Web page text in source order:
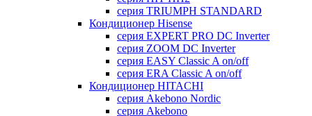
серия TRIUMPH STANDARD
Кондиционер Hisense
серия EXPERT PRO DC Inverter
серия ZOOM DC Inverter
серия EASY Classic A on/off
серия ERA Classic A on/off
Кондиционер HITACHI
cерия Akebono Nordic
серия Akebono